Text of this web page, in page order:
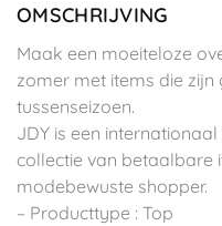
OMSCHRIJVING
Maak een moeiteloze
zomer met items die
tussenseizoen.
JDY is een
collectie van betaalbare
modebewuste shopper.
– Producttype : Top